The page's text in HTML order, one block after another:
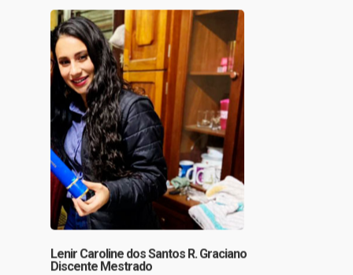
Lenir Caroline dos Santos R. Graciano
Discente Mestrado